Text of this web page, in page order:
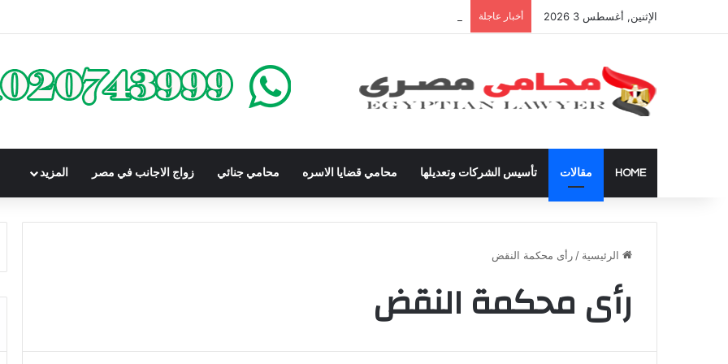
الإثنين, أغسطس 3 2026 أخبار عاجلة
HOME مقالات تأسيس الشركات وتعديلها محامي قضايا الاسره محامي جنائي زواج الاجانب في مصر المزيد
الرئيسية / رأى محكمة النقض
رأى محكمة النقض